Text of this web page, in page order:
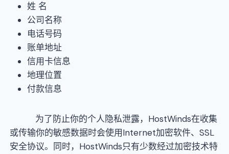
姓 名
公司名称
电话号码
账单地址
信用卡信息
地理位置
付款信息
为了防止你的个人隐私泄露，HostWinds在收集
或传输你的敏感数据时会使用Internet加密软件、SSL
安全协议。同时，HostWinds只有少数经过加密技术特